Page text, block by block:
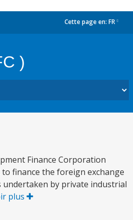
Cette page en: FR
)
Finance Corporation
to finance the foreign exchange
undertaken by private industrial
plus